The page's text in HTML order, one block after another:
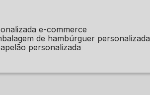
e-commerce
de hambúrguer personalizada
personalizada